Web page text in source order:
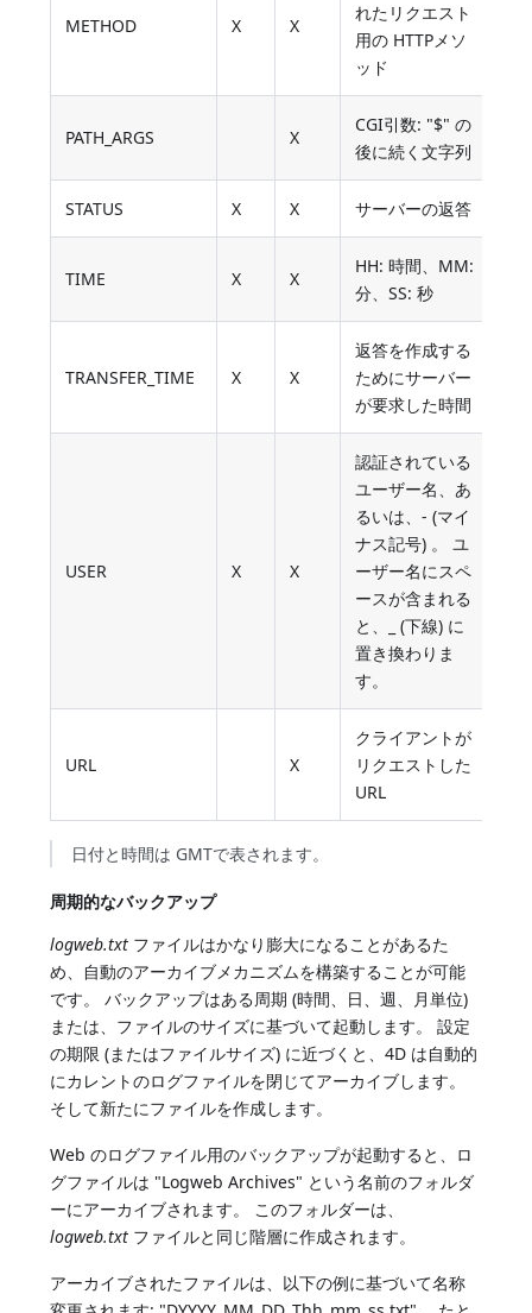
METHOD X X
れたリクエスト
用の HTTPメソ
ッド
PATH_ARGS X
CGI引数: "$" の
後に続く文字列
STATUS X X サーバーの返答
TIME X X
HH: 時間、MM:
分、SS: 秒
TRANSFER_TIME X X
返答を作成する
ためにサーバー
が要求した時間
USER X X
認証されている
ユーザー名、あ
るいは、- (マイ
ナス記号) 。 ユ
ーザー名にスペ
ースが含まれる
と、_ (下線) に
置き換わりま
す。
URL X
クライアントが
リクエストした
URL
日付と時間は GMTで表されます。
周期的なバックアップ
logweb.txt ファイルはかなり膨大になることがあるた
め、自動のアーカイブメカニズムを構築することが可能
です。 バックアップはある周期 (時間、日、週、月単位)
または、ファイルのサイズに基づいて起動します。 設定
の期限 (またはファイルサイズ) に近づくと、4D は自動的
にカレントのログファイルを閉じてアーカイブします。
そして新たにファイルを作成します。
Web のログファイル用のバックアップが起動すると、ロ
グファイルは "Logweb Archives" という名前のフォルダ
ーにアーカイブされます。 このフォルダーは、
logweb.txt ファイルと同じ階層に作成されます。
アーカイブされたファイルは、以下の例に基づいて名称